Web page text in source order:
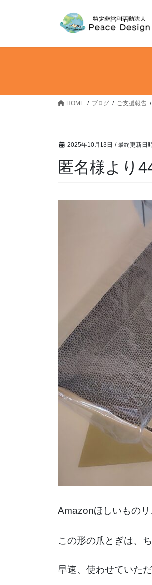
HOME ブログ ご支援報告
2025年10月13日 / 最終更新日
匿名様より
Amazonほしいもの
この形の爪とぎは、
早速、使わせていただ